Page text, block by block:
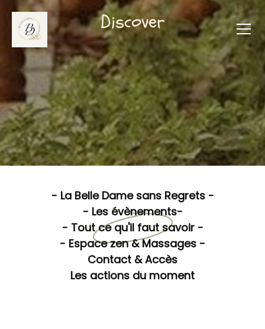
Discover
- La Belle Dame sans Regrets -
- Les évènements-
- Tout ce qu'il faut savoir -
- Espace zen & Massages -
Contact & Accès
Les actions du moment